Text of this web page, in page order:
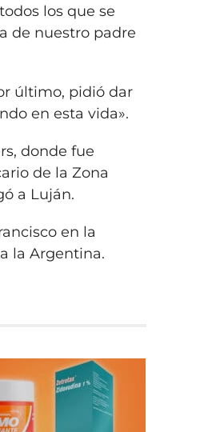
los que se
de nuestro padre
último, pidió dar
en esta vida».
donde fue
de la Zona
a Luján.
en la
la Argentina.